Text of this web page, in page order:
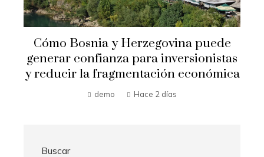
Crisis financieras que impulsaron la
creación de mecanismos de
supervisión bancaria
Hilda Loaiza Hace 2 días
Buscar